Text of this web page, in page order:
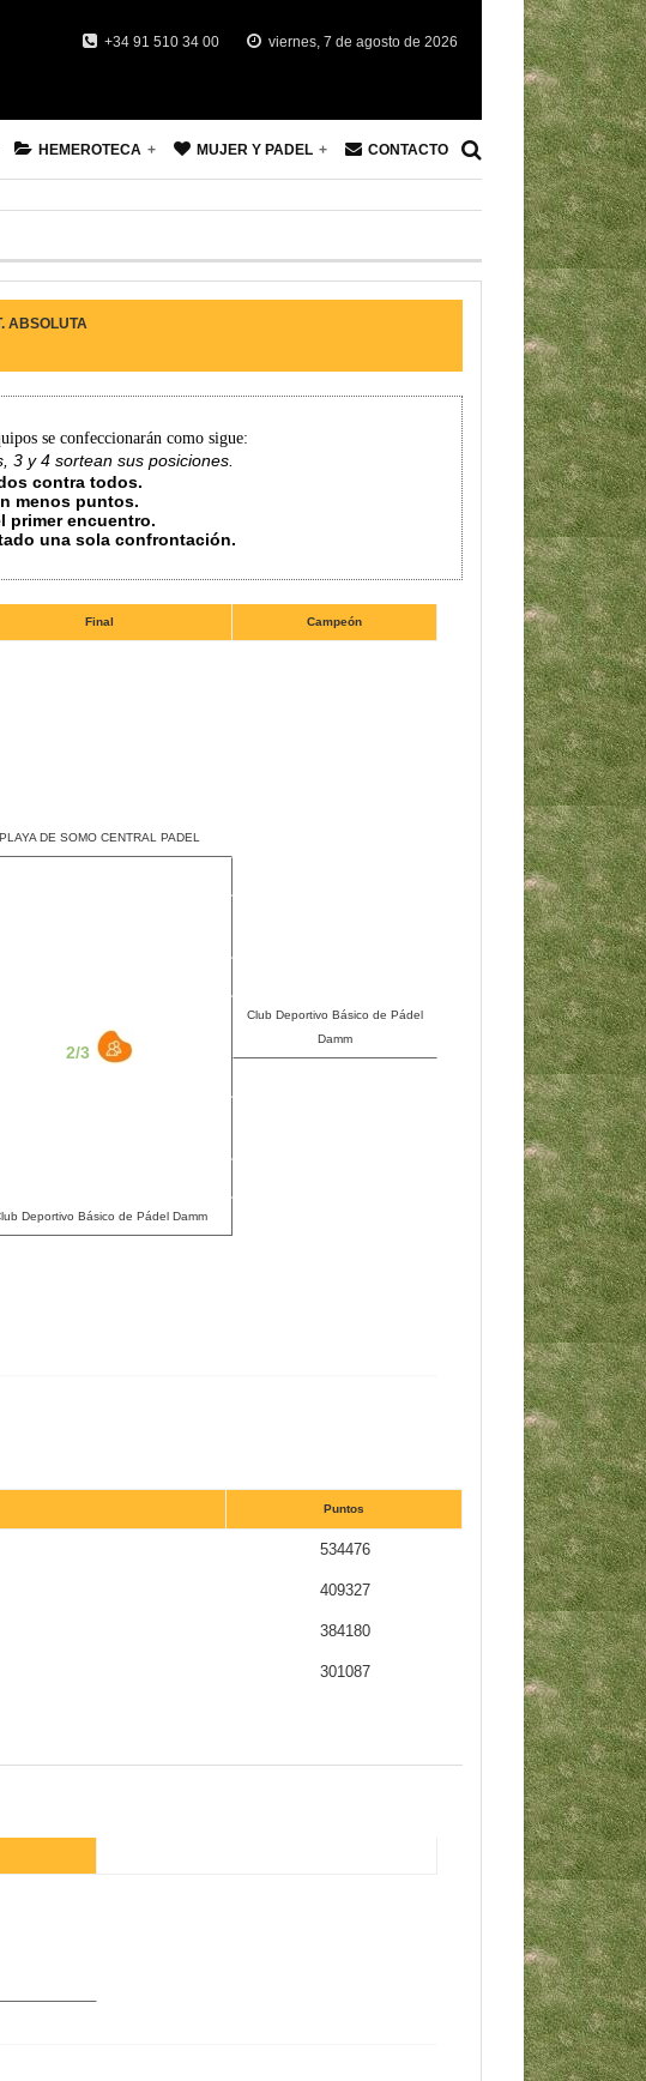
+34 91 510 34 00 viernes, 7 de agosto de 2026
HEMEROTECA MUJER Y PADEL CONTACTO
ABSOLUTA
se confeccionarán como sigue:
3 y 4 sortean sus posiciones.
contra todos.
menos puntos.
primer encuentro.
una sola confrontación.
Final Campeón
PLAYA DE SOMO CENTRAL PADEL
2/3
Club Deportivo Básico de Pádel
Damm
Deportivo Básico de Pádel Damm
Puntos
534476
409327
384180
301087